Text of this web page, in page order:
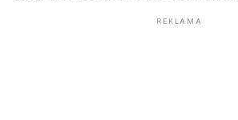
REKLAMA